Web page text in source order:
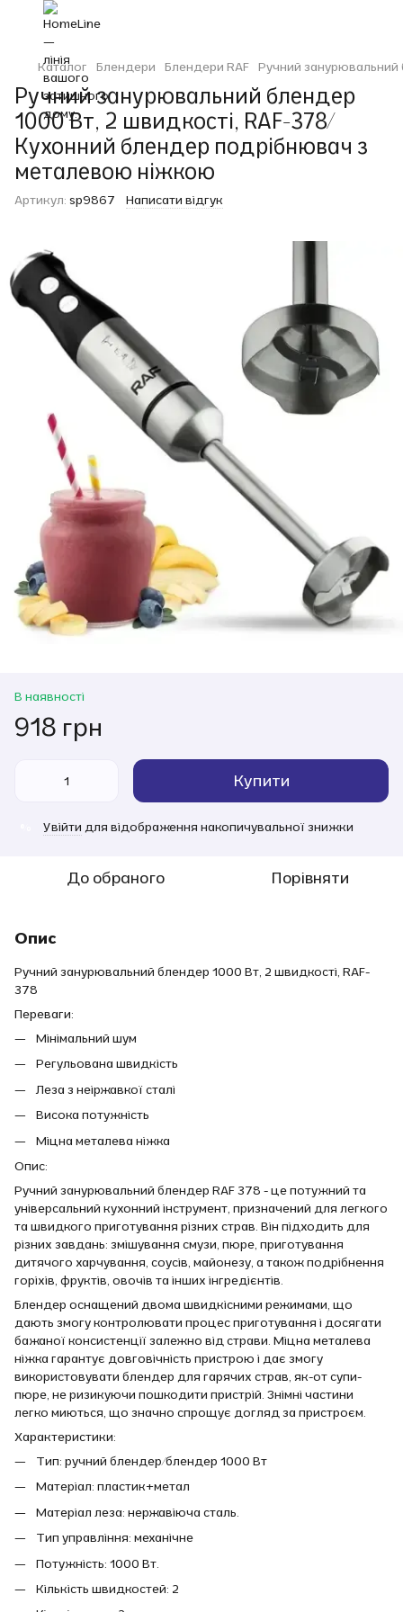
Каталог Блендери Блендери RAF Ручний
Ручний занурювальний блендер
1000 Вт, 2 швидкості, RAF-378/
Кухонний блендер подрібнювач з
металевою ніжкою
Артикул: sp9867 Написати відгук
В наявності
918 грн
Купити
Увійти для відображення накопичувальної знижки
До обраного Порівняти
Опис
Ручний занурювальний блендер 1000 Вт, 2 швидкості, RAF-
378
Переваги:
Мінімальний шум
Регульована швидкість
Леза з неіржавкої сталі
Висока потужність
Міцна металева ніжка
Опис:
Ручний занурювальний блендер RAF 378 - це потужний та
універсальний кухонний інструмент, призначений для легкого
та швидкого приготування різних страв. Він підходить для
різних завдань: змішування смузи, пюре, приготування
дитячого харчування, соусів, майонезу, а також подрібнення
горіхів, фруктів, овочів та інших інгредієнтів.
Блендер оснащений двома швидкісними режимами, що
дають змогу контролювати процес приготування і досягати
бажаної консистенції залежно від страви. Міцна металева
ніжка гарантує довговічність пристрою і дає змогу
використовувати блендер для гарячих страв, як-от супи-
пюре, не ризикуючи пошкодити пристрій. Знімні частини
легко миються, що значно спрощує догляд за пристроєм.
Характеристики:
Тип: ручний блендер/блендер 1000 Вт
Матеріал: пластик+метал
Матеріал леза: нержавіюча сталь.
Тип управління: механічне
Потужність: 1000 Вт.
Кількість швидкостей: 2